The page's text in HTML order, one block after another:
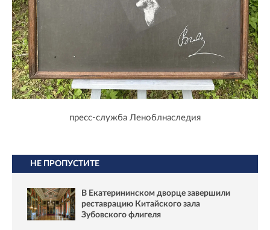
пресс-служба Леноблнаследия
НЕ ПРОПУСТИТЕ
В Екатерининском дворце завершили
реставрацию Китайского зала
Зубовского флигеля